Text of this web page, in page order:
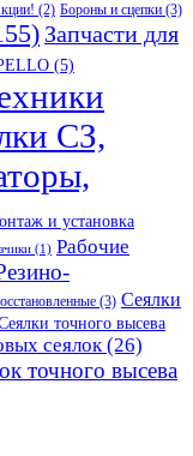
(2) Бороны и сцепки (3)
Запчасти для
(5)
СЗ,
и установка
(1) Рабочие
(3) Сеялки
точного высева
сеялок(26)
точного высева